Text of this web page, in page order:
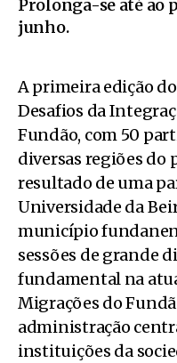
Prolonga-se até ao
junho.
A primeira edição
Desafios da
Fundão, com 50
diversas regiões do
resultado de uma
Universidade da
município
sessões de grande
fundamental na
Migrações do
administração
instituições da